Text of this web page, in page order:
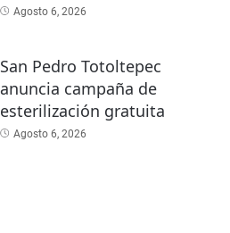
Agosto 6, 2026
San Pedro Totoltepec
anuncia campaña de
esterilización gratuita
Agosto 6, 2026